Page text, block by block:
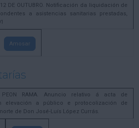
12 DE OUTUBRO. Notificación da liquidación de
a asistencias sanitarias prestadas,
Amosar
PEON RAMA. Anuncio relativo á acta de
elevación a público e protocolización de
de Don José-Luís López Currás.